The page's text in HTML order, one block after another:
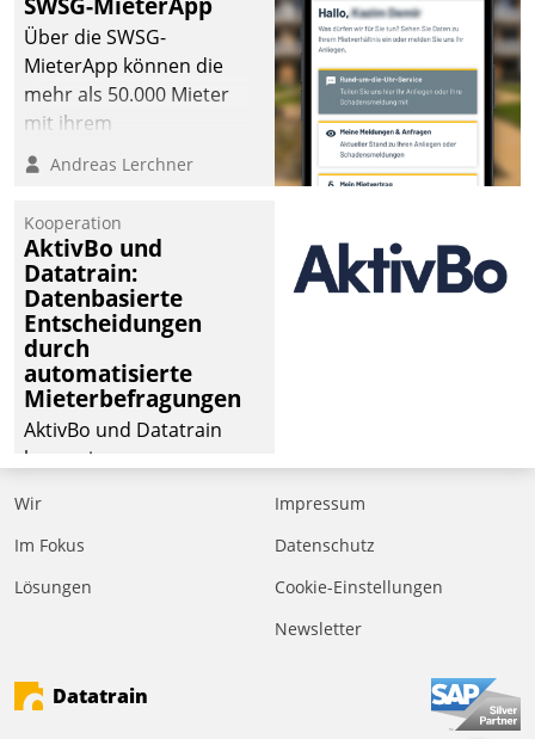
Über die SWSG-
MieterApp können die
mehr als 50.000 Mieter
mit ihrem
Wohnungsunternehmen
kommunizieren, auf dem
einsehen und ändern
oder
Schadensmeldungen
abgeben – rund um die
Uhr.
Andreas Lerchner
Kooperation
AktivBo und
Datatrain:
Datenbasierte
Entscheidungen
durch
automatisierte
Mieterbefragungen
AktivBo und Datatrain
kooperieren –
profitieren: Die nahtlose
Integration der Lösungen
Datatrain ermöglicht
Mieterbefragungen – eine
starke Grundlage für
Wir
Im Fokus
Lösungen
Impressum
Datenschutz
Cookie-Einstellungen
Newsletter
Datatrain